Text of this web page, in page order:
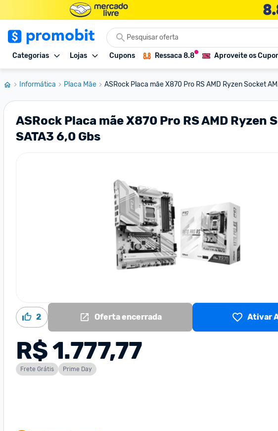
Categorias Lojas Cupons Ressaca 8.8 Aproveite os
Informática Placa Mãe ASRock Placa mãe X870 Pro RS AMD Ryzen Socket
ASRock Placa mãe X870 Pro RS AMD Ryzen
SATA3 6,0 Gbs
2 Oferta encerrada Ativar
R$ 1.777,77
Frete Grátis Prime Day